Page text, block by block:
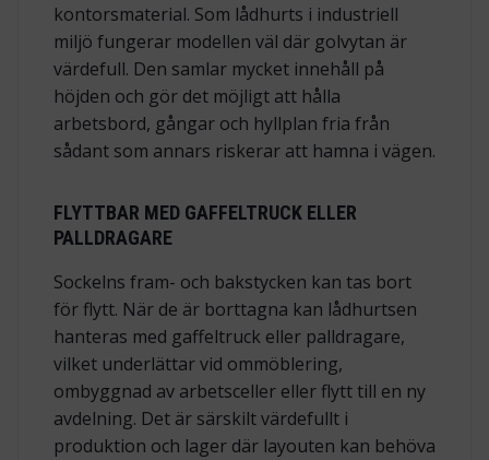
kontorsmaterial. Som lådhurts i industriell
miljö fungerar modellen väl där golvytan är
värdefull. Den samlar mycket innehåll på
höjden och gör det möjligt att hålla
arbetsbord, gångar och hyllplan fria från
sådant som annars riskerar att hamna i vägen.
FLYTTBAR MED GAFFELTRUCK ELLER
PALLDRAGARE
Sockelns fram- och bakstycken kan tas bort
för flytt. När de är borttagna kan lådhurtsen
hanteras med gaffeltruck eller palldragare,
vilket underlättar vid ommöblering,
ombyggnad av arbetsceller eller flytt till en ny
avdelning. Det är särskilt värdefullt i
produktion och lager där layouten kan behöva